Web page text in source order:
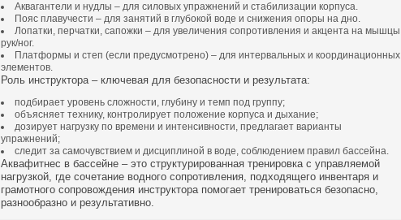
Аквагантели и нудлы – для силовых упражнений и стабилизации корпуса.
Пояс плавучести – для занятий в глубокой воде и снижения опоры на дно.
Лопатки, перчатки, сапожки – для увеличения сопротивления и акцента на мышцы
рук/ног.
Платформы и степ (если предусмотрено) – для интервальных и координационных
элементов.
Роль инструктора – ключевая для безопасности и результата:
подбирает уровень сложности, глубину и темп под группу;
объясняет технику, контролирует положение корпуса и дыхание;
дозирует нагрузку по времени и интенсивности, предлагает варианты
упражнений;
следит за самочувствием и дисциплиной в воде, соблюдением правил бассейна.
Аквафитнес в бассейне – это структурированная тренировка с управляемой
нагрузкой, где сочетание водного сопротивления, подходящего инвентаря и
грамотного сопровождения инструктора помогает тренироваться безопасно,
разнообразно и результативно.